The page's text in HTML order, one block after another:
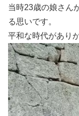
当時23歳の娘さん
る思いです。
平和な時代があり